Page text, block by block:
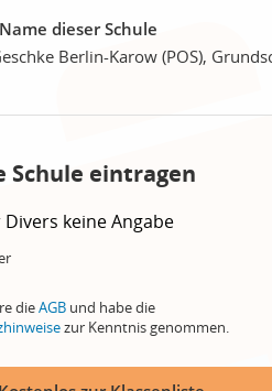
dieser Schule
Berlin-Karow (POS),
Schule eintragen
Divers keine Angabe
dieAGB und habe die
zur Kenntnis genommen.